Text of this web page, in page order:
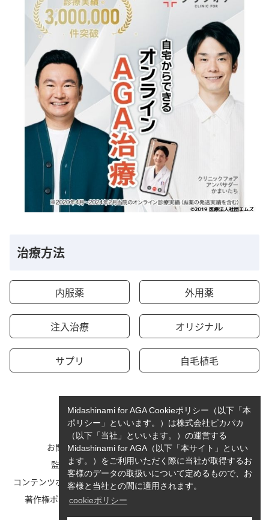
治療方法
内服薬 外用薬
注入治療 オリジナル
サプリ 自毛植毛
お問い合わせ
運営者情報
監修者一覧
cookieポリシーについて
コンテンツポリシーと運営指針
利用規約
著作権ポリシー/免責事項
サイトマップ
Midashinami for AGA Cookieポリシー（以下「本
ポリシー」といいます。）は株式会社ピカパカ
（以下「当社」といいます。）の運営する
Midashinami for AGA（以下「本サイト」といい
ます。）をご利用いただく際に当社が取得するお
客様のデータの取扱いについて定めるもので、お
客様と当社との間に適用されます。
cookieポリシー